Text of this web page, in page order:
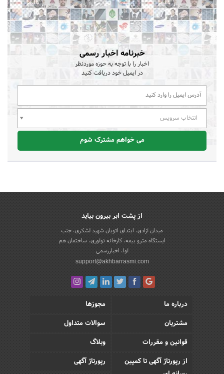
خبرنامه اخبار رسمی
اخبار را با توجه به حوزه موردنظر
در ایمیل خود دریافت کنید
انتخاب سرویس
می خواهم مشترک شوم
از پشت ابر بیرون بیاید
میدان آزادی، ابتدای اتوبان شهید لشکری، جنب
ایستگاه مترو بیمه، کارخانه نوآوری، ساختمان هم
آوا، اخباررسمی
support@akhbarrasmi.com
درباره ما
مجوزها
مشتریان
سوالات متداول
قوانین و مقررات
وبلاگ
از رپورتاژ آگهی تا کمپین
رپورتاژ آگهی